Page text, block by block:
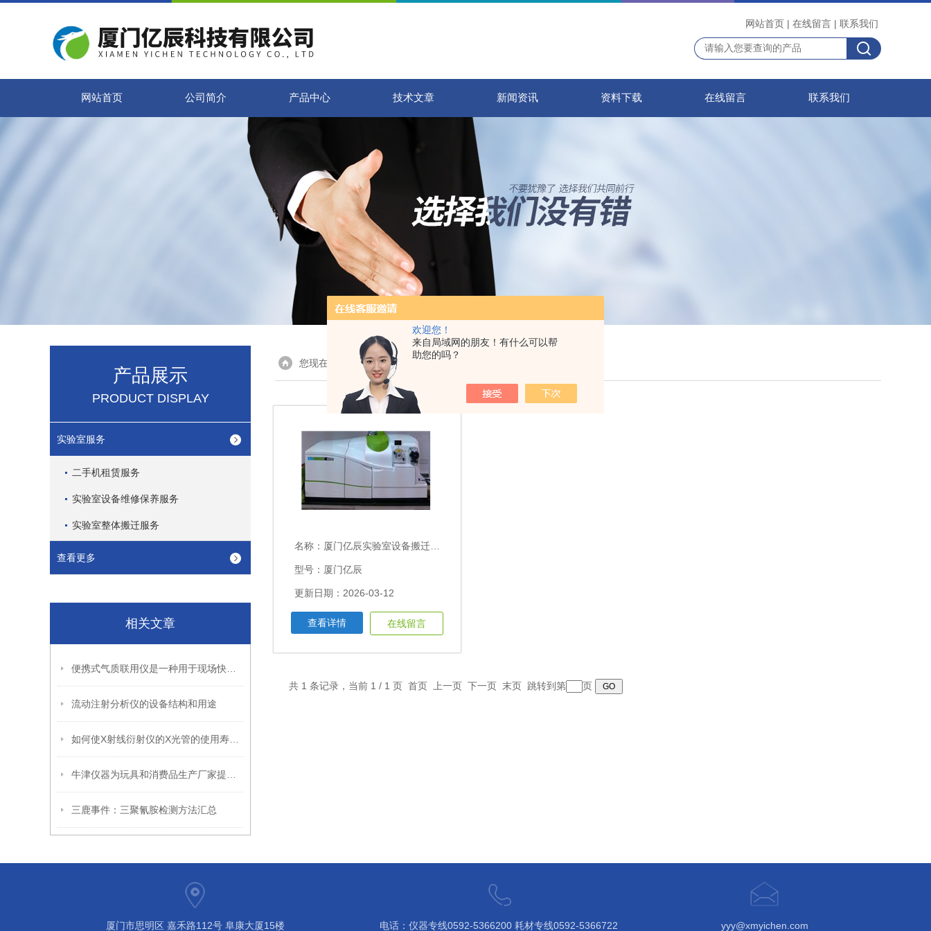
欢迎您！
来自局域网的朋友！有什么可以帮
助您的吗？
网站首页 | 在线留言 | 联系我们
网站首页 公司简介 产品中心 技术文章 新闻资讯 资料下载 在线留言 联系我们
产品展示
PRODUCT DISPLAY
实验室服务
二手机租赁服务
实验室设备维修保养服务
实验室整体搬迁服务
查看更多
相关文章
流动注射分析仪的设备结构和用途
三鹿事件：三聚氰胺检测方法汇总
您现在的位置：首页> 产品展示 > 实验室服务
名称： 厦门亿辰实验室设备搬迁服务
型号：厦门亿辰
更新日期：2026-03-12
查看详情 在线留言
共 1 条记录，当前 1 / 1 页 首页 上一页 下一页 末页 跳转到第 页
厦门市思明区 嘉禾路112号 阜康大厦15楼 电话：仪器专线0592-5366200 ​耗材专线0592-5366722 yyy@xmyichen.com